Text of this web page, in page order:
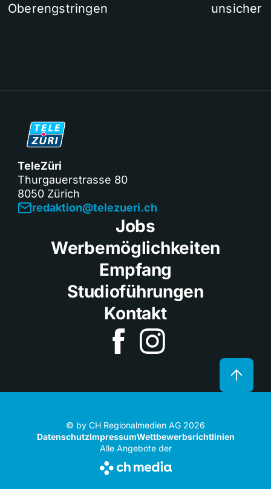
Oberengstringen
unsicher
TeleZüri
Thurgauerstrasse 80
8050 Zürich
redaktion@telezueri.ch
Jobs
Werbemöglichkeiten
Empfang
Studioführungen
Kontakt
© by CH Regionalmedien AG 2026
DatenschutzImpressumWettbewerbsrichtlinien
Alle Angebote der